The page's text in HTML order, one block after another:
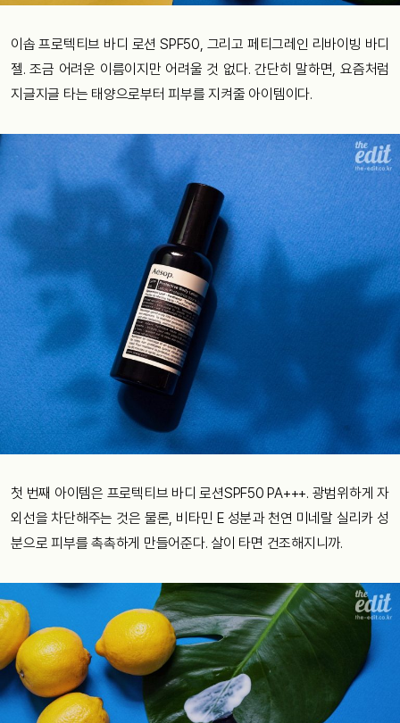
이솝 프로텍티브 바디 로션 SPF50, 그리고 페티그레인 리바이빙 바디
젤. 조금 어려운 이름이지만 어려울 것 없다. 간단히 말하면, 요즘처럼
지글지글 타는 태양으로부터 피부를 지켜줄 아이템이다.
첫 번째 아이템은 프로텍티브 바디 로션SPF50 PA+++. 광범위하게 자
외선을 차단해주는 것은 물론, 비타민 E 성분과 천연 미네랄 실리카 성
분으로 피부를 촉촉하게 만들어준다. 살이 타면 건조해지니까.